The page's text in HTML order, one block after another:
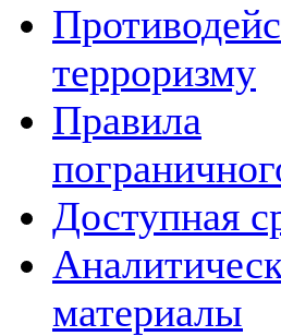
терроризму
Правила
Доступная
материалы